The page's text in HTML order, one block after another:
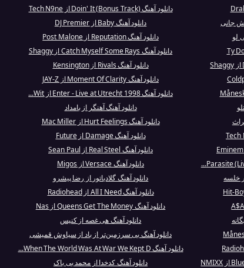
دانلود آهنگ Doin' It (Bonus Track) از Tech N9ne
دانلود آهنگ Baby از DJ Premier
لو
دانلود آهنگ Reputation از Post Malone
دانلود آهنگ Catch Myself Some Rays از Shaggy
دانلود آهنگ Rivals از Kensington
دانلود آهنگ Moment Of Clarity از JAY-Z
دانلود آهنگ Enter - Live at Utrecht 1998 از Wit...
دانلود آهنگ آهنگر از بامداد
دانلود آهنگ Hurt Feelings از Mac Miller
دانلود آهنگ Damage از Future
دانلود آهنگ Real Steel از Sean Paul
دانلود آهنگ Versace از Migos
خلسه
دانلود آهنگ گلادیاتور از رضا پیشرو
دانلود آهنگ All I Need از Radiohead
دانلود آهنگ Queens Get The Money از Nas
دانلود آهنگ هی غصه از کنیس
دانلود آهنگ بی سرزمین‌تر از باد از سیاوش قمیشی
دانلود آهنگ When The World Was At War We Kept D...
دانلود آهنگ کدخدا از محمد بی باک